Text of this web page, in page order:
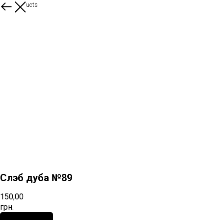
More products
Слэб дуба №89
150,00
грн.